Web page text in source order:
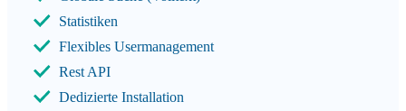
Statistiken
Flexibles Usermanagement
Rest API
Dedizierte Installation